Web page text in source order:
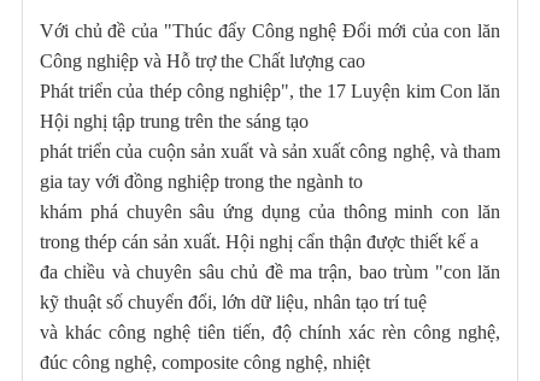
Với chủ đề của "Thúc đẩy Công nghệ Đổi mới của con lăn
Công nghiệp và Hỗ trợ the Chất lượng cao
Phát triển của thép công nghiệp", the 17 Luyện kim Con lăn
Hội nghị tập trung trên the sáng tạo
phát triển của cuộn sản xuất và sản xuất công nghệ, và tham
gia tay với đồng nghiệp trong the ngành to
khám phá chuyên sâu ứng dụng của thông minh con lăn
trong thép cán sản xuất. Hội nghị cẩn thận được thiết kế a
đa chiều và chuyên sâu chủ đề ma trận, bao trùm "con lăn
kỹ thuật số chuyển đổi, lớn dữ liệu, nhân tạo trí tuệ
và khác công nghệ tiên tiến, độ chính xác rèn công nghệ,
đúc công nghệ, composite công nghệ, nhiệt